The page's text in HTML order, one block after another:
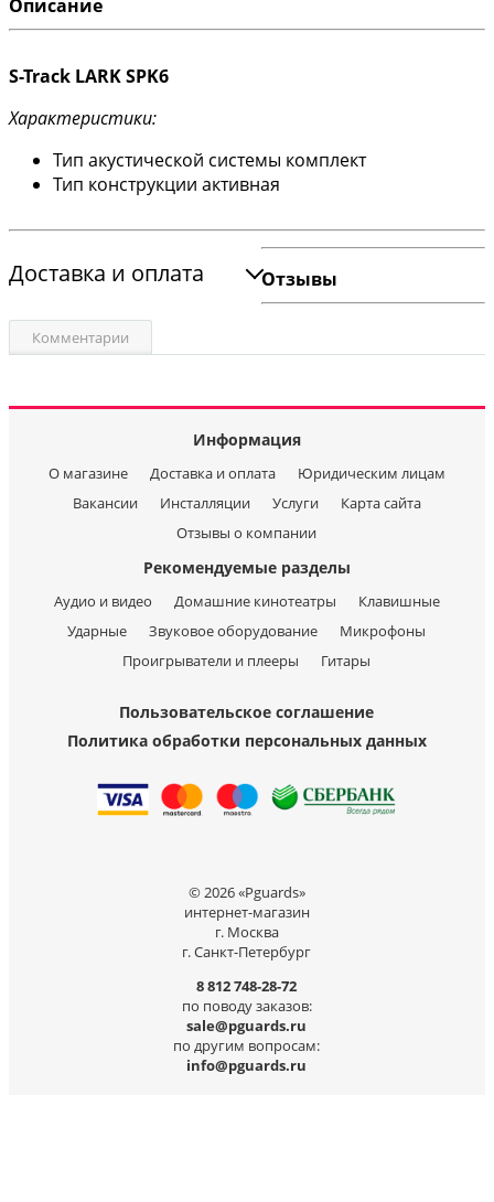
Описание
S-Track LARK SPK6
Характеристики:
Тип акустической системы комплект
Тип конструкции активная
Доставка и оплата Отзывы
Комментарии
Информация
О магазине Доставка и оплата
Юридическим лицам
Вакансии
Инсталляции Услуги
Карта сайта
Отзывы о компании
Рекомендуемые разделы
Аудио и видео Домашние кинотеатры
Клавишные
Ударные
Звуковое оборудование
Микрофоны
Проигрыватели и плееры
Гитары
Пользовательское соглашение
Политика обработки персональных данных
© 2026 «Pguards»
интернет-магазин
г. Москва
г. Санкт-Петербург
8 812 748-28-72
по поводу заказов:
sale@pguards.ru
по другим вопросам:
info@pguards.ru